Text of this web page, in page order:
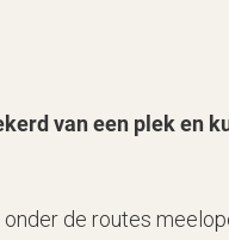
van een plek en
de routes